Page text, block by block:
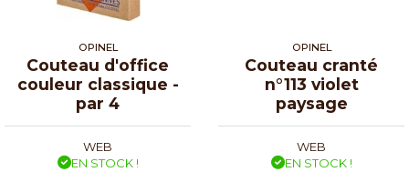
OPINEL
Couteau d'office
couleur classique -
par 4
WEB
EN STOCK !
OPINEL
Couteau cranté
n°113 violet
paysage
WEB
EN STOCK !